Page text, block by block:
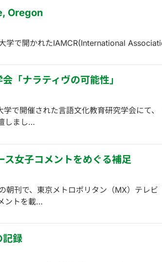
Oregon
学で開かれたIAMCR(International
「ナラティヴの可能性」
で開催された言語文化教育研究学会にて、
しまし…
ス女子コメントをめぐる補足
朝刊で、東京メトロポリタン（MX）テレビ
ントを載…
記録